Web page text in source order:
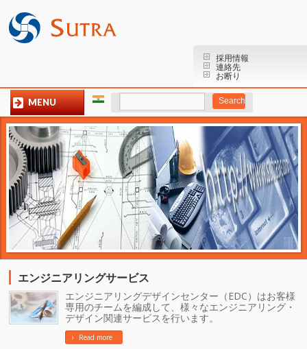
採用情報
連絡先
お断り
MENU
エンジニアリングサービス
エンジニアリングデザインセンター（EDC）はお客様
専用のチームを編成して、様々なエンジニアリング・
デザイン関連サービスを行います。
Read more